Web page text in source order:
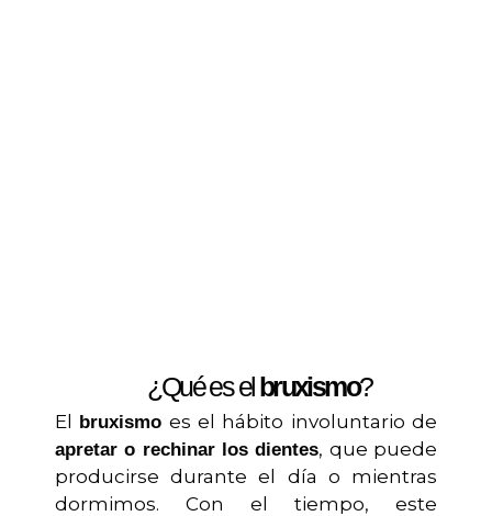
¿Qué es elbruxismo?
El bruxismo es el hábito involuntario de
apretar o rechinar los dientes, que puede
producirse durante el día o mientras
dormimos. Con el tiempo, este